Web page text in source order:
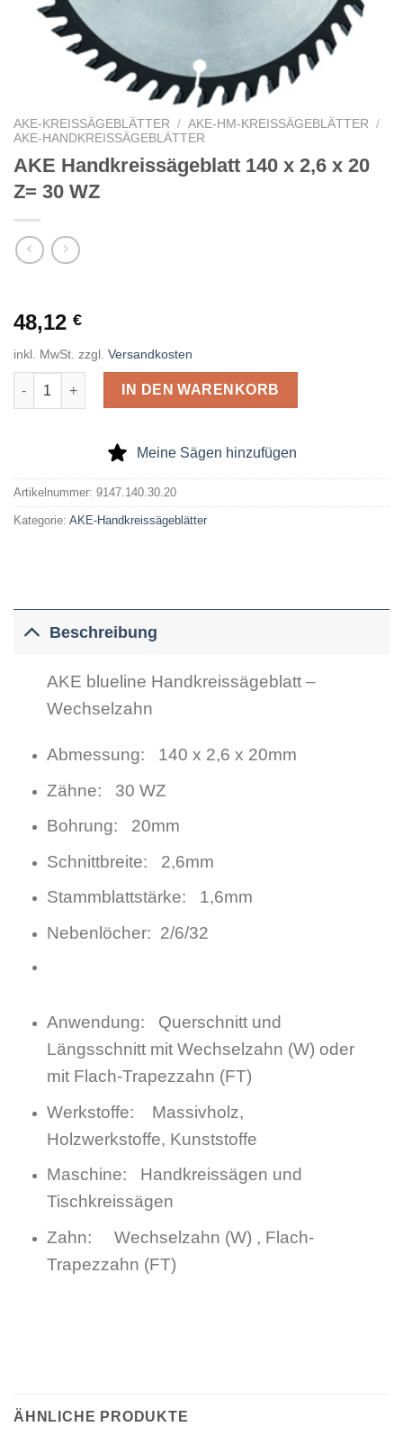
AKE-KREISSÄGEBLÄTTER / AKE-HM-KREISSÄGEBLÄTTER
/
AKE-HANDKREISSÄGEBLÄTTER
AKE Handkreissägeblatt 140 x 2,6 x 20
Z= 30 WZ
48,12 €
inkl. MwSt. zzgl. Versandkosten
AKE Handkreissägeblatt 140 x 2,6 x 20 Z= 30 WZ Menge
IN DEN WARENKORB
Meine Sägen hinzufügen
Artikelnummer: 9147.140.30.20
Kategorie: AKE-Handkreissägeblätter
Beschreibung
AKE blueline Handkreissägeblatt –
Wechselzahn
Abmessung: 140 x 2,6 x 20mm
Zähne: 30 WZ
Bohrung: 20mm
Schnittbreite: 2,6mm
Stammblattstärke: 1,6mm
Nebenlöcher: 2/6/32
Anwendung: Querschnitt und
Längsschnitt mit Wechselzahn (W) oder
mit Flach-Trapezzahn (FT)
Werkstoffe: Massivholz,
Holzwerkstoffe, Kunststoffe
Maschine: Handkreissägen und
Tischkreissägen
Zahn: Wechselzahn (W) , Flach-
Trapezzahn (FT)
ÄHNLICHE PRODUKTE